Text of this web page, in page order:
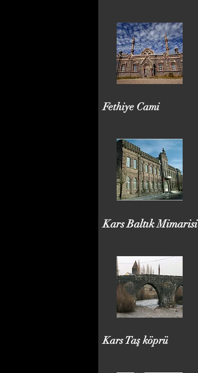
Fethiye Cami
Kars Baltık Mimarisi
Kars Taş köprü